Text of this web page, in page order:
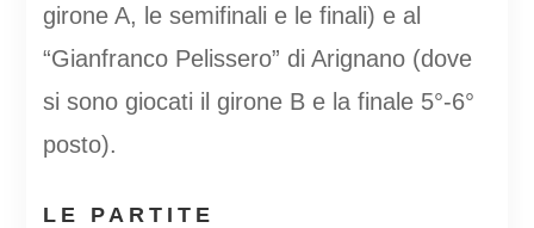
girone A, le semifinali e le finali) e al
“Gianfranco Pelissero” di Arignano (dove
si sono giocati il girone B e la finale 5°-6°
posto).
LE PARTITE